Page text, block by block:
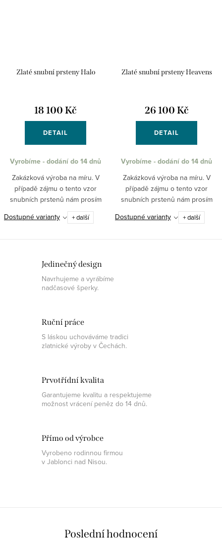
Zlaté snubní prsteny Halo
18 100 Kč
DETAIL
Vyrobíme - dodání do 14 dnů
Zakázková výroba na míru. V
případě zájmu o tento vzor
snubních prstenů nám prosím
napište požadované velikosti do
dotazu k produktu nebo na
Dostupné varianty + další
Zlaté snubní prsteny Heavens
26 100 Kč
DETAIL
Vyrobíme - dodání do 14 dnů
Zakázková výroba na míru. V
případě zájmu o tento vzor
snubních prstenů nám prosím
napište požadované velikosti do
dotazu k produktu nebo na
Dostupné varianty + další
Jedinečný design
Navrhujeme a vyrábíme
nadčasové šperky.
Ruční práce
S láskou uchováváme tradici
zlatnické výroby v Čechách.
Prvotřídní kvalita
Garantujeme kvalitu a respektujeme
možnost vrácení peněz do 14 dnů.
Přímo od výrobce
Vyrobeno rodinnou firmou
v Jablonci nad Nisou.
Poslední hodnocení